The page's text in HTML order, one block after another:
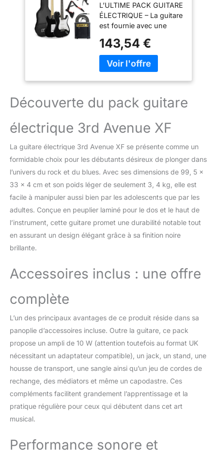
standard avec ampli
10 W, jack, stand,
housse de
transport, sangle,
jeu de cordes de
rechange,
médiators et
capodastre – Noir
L’ULTIME PACK GUITARE
ÉLECTRIQUE – La guitare
est fournie avec une
transport et le
rangement, des
médiators, une sangle,
ampli de 10W
CONTRÔLEZ VOTRE
bobinage pour produire
moderne que vous
pourrez régler à votre
goût à l’aide des
tone/volume et du
sélecteur de micros 5
positions. Les
mécaniques en alliage
MATÉRIAUX DE HAUTE
grand confort de jeu,
tandis que le manche en
sur les touches en érable
TAILLE /
SPÉCIFICATIONS –
Longueur totale : 95,5
cm ; Longueur du
diapason : 65 cm ;
Largeur du corps : 33 cm
; Nombre de frettes : 22
frettes ; Cordes : acier.
secteur
143,54 €
Découverte du pack guitare
électrique 3rd Avenue XF
La guitare électrique 3rd Avenue XF se présente comme un
formidable choix pour les débutants désireux de plonger dans
l’univers du rock et du blues. Avec ses dimensions de 99, 5 x
33 x 4 cm et son poids léger de seulement 3, 4 kg, elle est
facile à manipuler aussi bien par les adolescents que par les
adultes. Conçue en peuplier laminé pour le dos et le haut de
l’instrument, cette guitare promet une durabilité notable tout
en assurant un design élégant grâce à sa finition noire
brillante.
Accessoires inclus : une offre
complète
L’un des principaux avantages de ce produit réside dans sa
panoplie d’accessoires incluse. Outre la guitare, ce pack
propose un ampli de 10 W (attention toutefois au format UK
nécessitant un adaptateur compatible), un jack, un stand, une
housse de transport, une sangle ainsi qu’un jeu de cordes de
rechange, des médiators et même un capodastre. Ces
compléments facilitent grandement l’apprentissage et la
pratique régulière pour ceux qui débutent dans cet art
musical.
Performance sonore et